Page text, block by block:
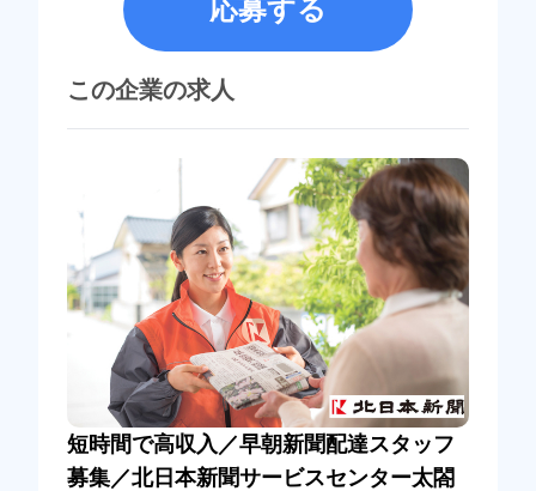
応募する
この企業の求人
短時間で高収入／早朝新聞配達スタッフ
募集／北日本新聞サービスセンター太閤